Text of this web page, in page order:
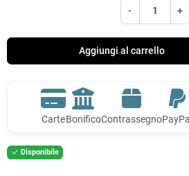
- +
Aggiungi al carrello
CarteBonificoContrassegnoPayPal
 Disponibile